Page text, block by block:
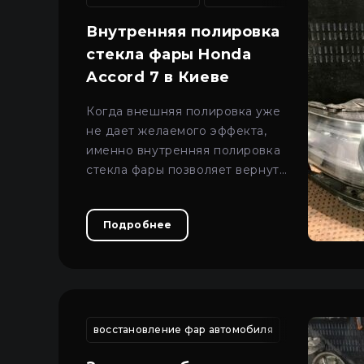
Про автосвет
Все категории
Контакты
Внутренняя полировка
стекла фары Honda
Accord 7 в Киеве
Когда внешняя полировка уже
не дает желаемого эффекта,
именно внутренняя полировка
стекла фары позволяет вернуть
светопроницаемость и
реальное качество света.
Подробнее
восстановление фар автомобиля ремонт
Войти Закрыть